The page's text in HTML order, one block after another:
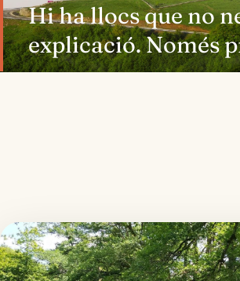
Hi ha llocs que no
explicació. Només